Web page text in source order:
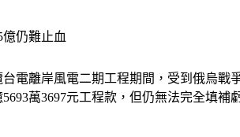
仍難止血
電離岸風電二期工程期間，受到俄烏
萬3697元工程款，但仍無法完全填補